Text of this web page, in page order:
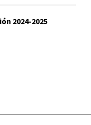
2024-2025